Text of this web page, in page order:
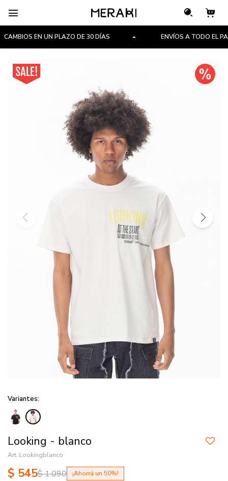

EN UN PLAZO DE 30 DÍAS ENVÍOS A TODO EL PAÍS
Looking - blanco
Lookingblanco
$ 545$1.090 50
Variantes: